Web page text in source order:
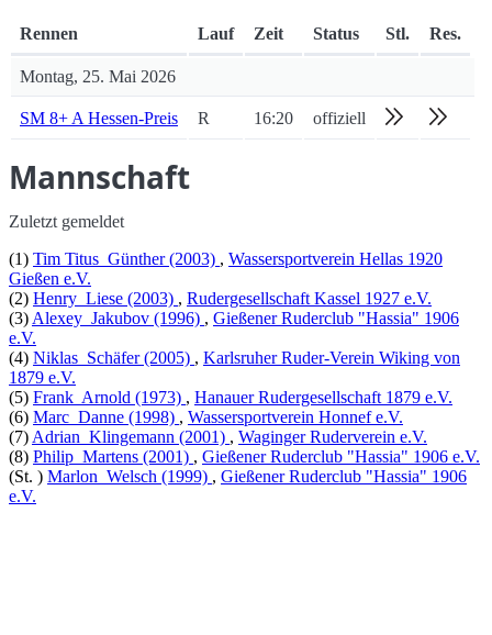
Rennen Lauf Zeit Status Stl. Res.
Montag, 25. Mai 2026
SM 8+ A Hessen-Preis R 16:20 offiziell
Mannschaft
Zuletzt gemeldet
(1) Tim Titus Günther (2003) , Wassersportverein Hellas 1920
Gießen e.V.
(2) Henry Liese (2003) , Rudergesellschaft Kassel 1927 e.V.
(3) Alexey Jakubov (1996) , Gießener Ruderclub "Hassia" 1906
e.V.
(4) Niklas Schäfer (2005) , Karlsruher Ruder-Verein Wiking von
1879 e.V.
(5) Frank Arnold (1973) , Hanauer Rudergesellschaft 1879 e.V.
(6) Marc Danne (1998) , Wassersportverein Honnef e.V.
(7) Adrian Klingemann (2001) , Waginger Ruderverein e.V.
(8) Philip Martens (2001) , Gießener Ruderclub "Hassia" 1906 e.V.
(St. ) Marlon Welsch (1999) , Gießener Ruderclub "Hassia" 1906
e.V.